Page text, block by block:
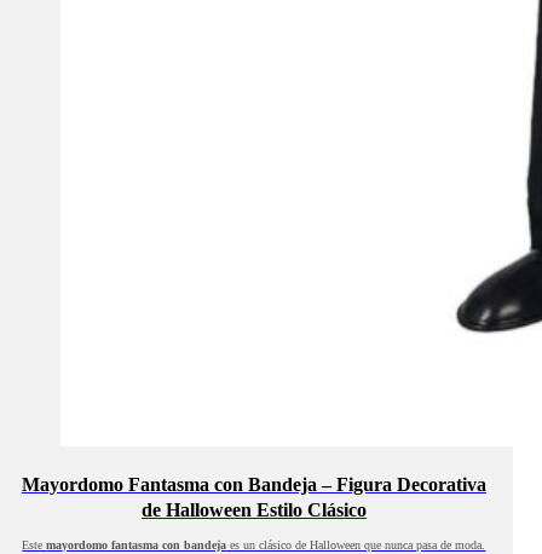
Mayordomo Fantasma con Bandeja – Figura Decorativa
de Halloween Estilo Clásico
Estemayordomo fantasma con bandeja es un clásico de Halloween que nunca pasa de moda.